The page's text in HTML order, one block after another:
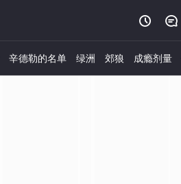
 
辛德勒的名单 绿洲 郊狼 成瘾剂量